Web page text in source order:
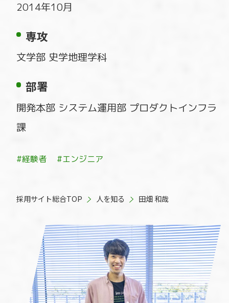
2014年10月
専攻
文学部 史学地理学科
部署
開発本部 システム運用部 プロダクトインフラ
課
#経験者 #エンジニア
採用サイト総合TOP 人を知る 田畑 和哉